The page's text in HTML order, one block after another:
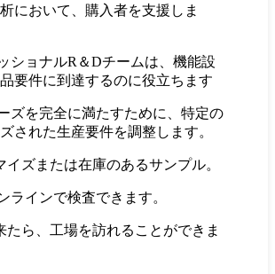
において、購入者を支援しま
ショナルR＆Dチームは、機能設
要件に到達するのに役立ちます
ズを完全に満たすために、特定の
された生産要件を調整します。
イズまたは在庫のあるサンプル。
ラインで検査できます。
たら、工場を訪れることができま